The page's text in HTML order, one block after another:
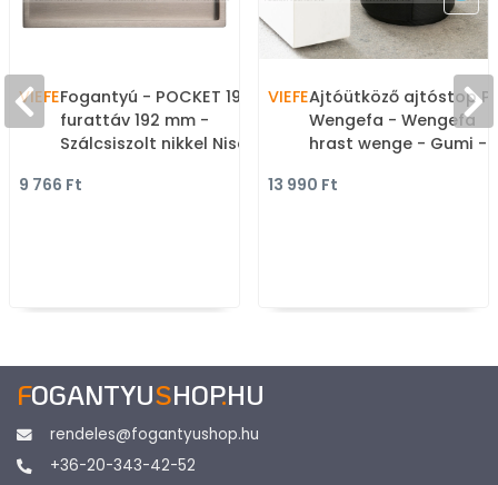
VIEFEFogantyú - POCKET 192 -
furattáv 192 mm -
Szálcsiszolt nikkel NisatE
Bútorajtó felületébe
9 766 Ft
VIEFEAjtóütköző ajtóstop
Wengefa - Wengefa
hrast wenge - Gumi -
ajtókitámasztó
13 990 Ft
FOGANTYUSHOP.HU
rendeles@fogantyushop.hu
+36-20-343-42-52